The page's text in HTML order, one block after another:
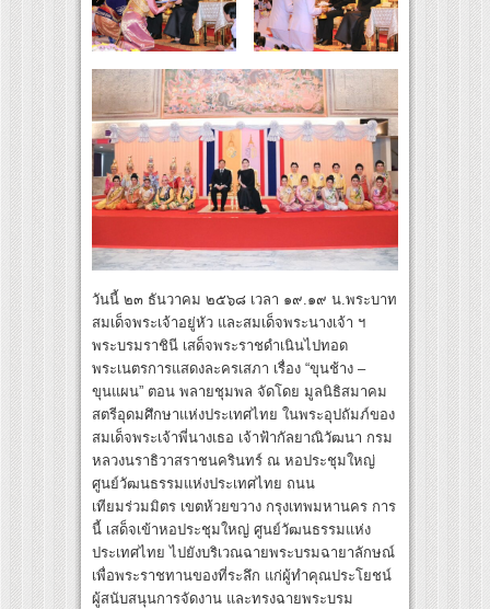
วันนี้ ๒๓ ธันวาคม ๒๕๖๘ เวลา ๑๙.๑๙ น.พระบาท
สมเด็จพระเจ้าอยู่หัว และสมเด็จพระนางเจ้า ฯ
พระบรมราชินี เสด็จพระราชดำเนินไปทอด
พระเนตรการแสดงละครเสภา เรื่อง “ขุนช้าง –
ขุนแผน” ตอน พลายชุมพล จัดโดย มูลนิธิสมาคม
สตรีอุดมศึกษาแห่งประเทศไทย ในพระอุปถัมภ์ของ
สมเด็จพระเจ้าพี่นางเธอ เจ้าฟ้ากัลยาณิวัฒนา กรม
หลวงนราธิวาสราชนครินทร์ ณ หอประชุมใหญ่
ศูนย์วัฒนธรรมแห่งประเทศไทย ถนน
เทียมร่วมมิตร เขตห้วยขวาง กรุงเทพมหานคร การ
นี้ เสด็จเข้าหอประชุมใหญ่ ศูนย์วัฒนธรรมแห่ง
ประเทศไทย ไปยังบริเวณฉายพระบรมฉายาลักษณ์
เพื่อพระราชทานของที่ระลึก แก่ผู้ทำคุณประโยชน์
ผู้สนับสนุนการจัดงาน และทรงฉายพระบรม